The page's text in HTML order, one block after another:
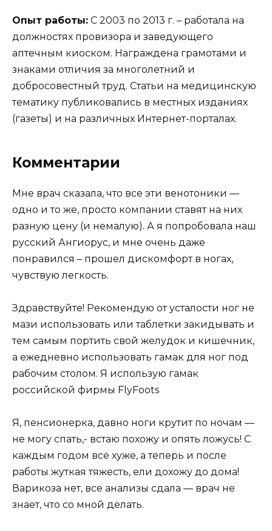
Опыт работы: С 2003 по 2013 г. – работала на
должностях провизора и заведующего
аптечным киоском. Награждена грамотами и
знаками отличия за многолетний и
добросовестный труд. Статьи на медицинскую
тематику публиковались в местных изданиях
(газеты) и на различных Интернет-порталах.
Комментарии
Мне врач сказала, что все эти венотоники —
одно и то же, просто компании ставят на них
разную цену (и немалую). А я попробовала наш
русский Ангиорус, и мне очень даже
понравился – прошел дискомфорт в ногах,
чувствую легкость.
Здравствуйте! Рекомендую от усталости ног не
мази использовать или таблетки закидывать и
тем самым портить свой желудок и кишечник,
а ежедневно использовать гамак для ног под
рабочим столом. Я использую гамак
российской фирмы FlyFoots
Я, пенсионерка, давно ноги крутит по ночам —
не могу спать,- встаю похожу и опять ложусь! С
каждым годом всё хуже, а теперь и после
работы жуткая тяжесть, ели дохожу до дома!
Варикоза нет, все анализы сдала — врач не
знает, что со мной делать.